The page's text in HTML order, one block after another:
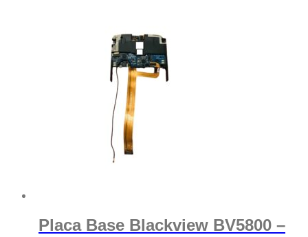
Placa Base Blackview BV5800 –